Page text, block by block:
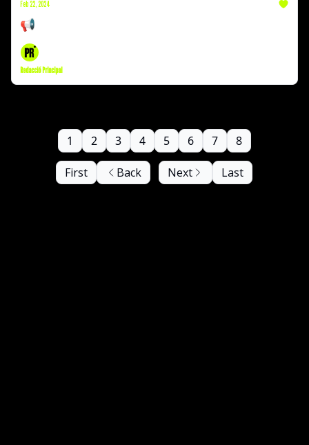
Feb 22, 2024
📢 Dani Alves | Restaurants | TVE
Redacció Principal
First Back
1 2 3 4 5 6 7 8
Next Last